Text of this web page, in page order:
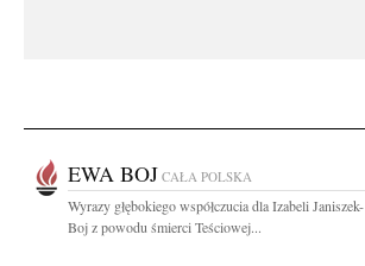
EWA BOJ CAŁA POLSKA
Wyrazy głębokiego współczucia dla Izabeli Janiszek-
Boj z powodu śmierci Teściowej...